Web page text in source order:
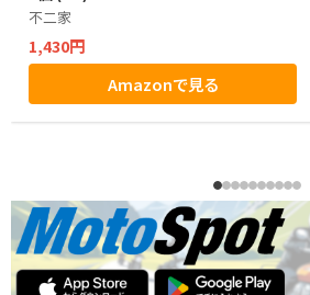
不二家
1,430円
Amazonで見る